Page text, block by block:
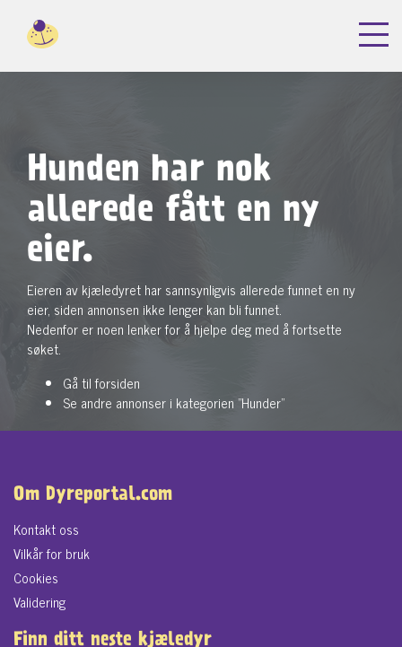
Hunden har nok
allerede fått en ny
eier.
Eieren av kjæledyret har sannsynligvis allerede funnet en ny
eier, siden annonsen ikke lenger kan bli funnet.
Nedenfor er noen lenker for å hjelpe deg med å fortsette
søket.
Gå til forsiden
Se andre annonser i kategorien "Hunder"
Om Dyreportal.com
Kontakt oss
Vilkår for bruk
Cookies
Validering
Finn ditt neste kjæledyr